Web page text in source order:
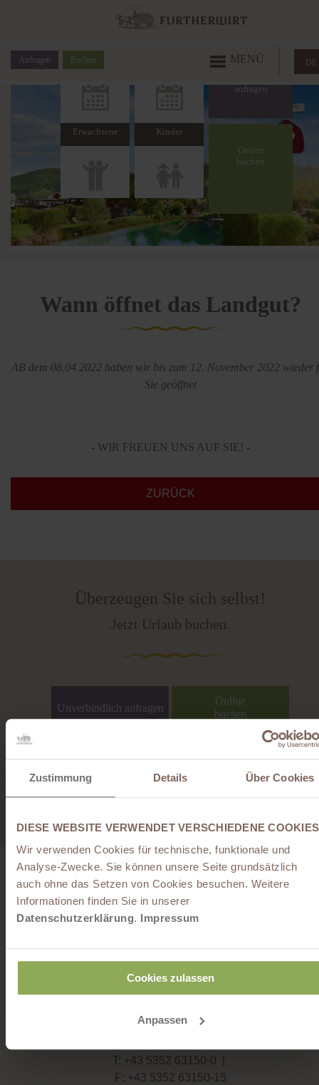
Zustimmung Details Über Cookies
DIESE WEBSITE VERWENDET VERSCHIEDENE COOKIES
Wir verwenden Cookies für technische, funktionale und
Analyse-Zwecke. Sie können unsere Seite grundsätzlich
auch ohne das Setzen von Cookies besuchen. Weitere
Informationen finden Sie in unserer
Datenschutzerklärung. Impressum
Cookies zulassen
Anpassen
MENÜ
Anfragen Buchen DE
Anreise
Erwachsene
Kinder
Online
buchen
Wann öffnet das Landgut?
AB dem 08.04.2022 haben wir bis zum 12. November 2022 wieder
Sie geöffnet
- WIR FREUEN UNS AUF SIE! -
ZURÜCK
Überzeugen Sie sich selbst!
Jetzt Urlaub buchen.
Unverbindlich anfragen
Online
buchen
Innsbruckerstraße 62
T: +43 5352 63150-0
F: +43 5352 63150-15